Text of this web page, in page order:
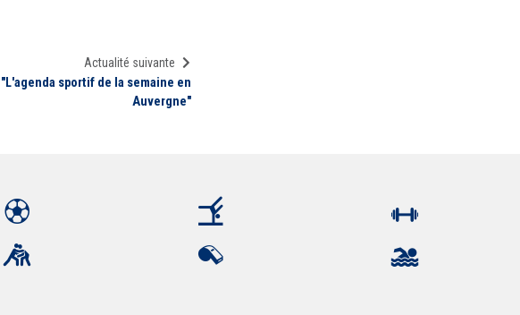
Actualité suivante
"L'agenda sportif de la semaine en
Auvergne"